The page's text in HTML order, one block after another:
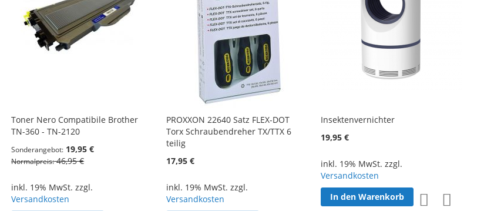
Toner Nero Compatibile Brother
TN-360 - TN-2120
Sonderangebot 19,95 €
Normalpreis 46,95 €
inkl. 19% MwSt. zzgl.
Versandkosten
PROXXON 22640 Satz FLEX-DOT
Torx Schraubendreher TX/TTX 6
teilig
17,95 €
inkl. 19% MwSt. zzgl.
Versandkosten
Insektenvernichter
19,95 €
inkl. 19% MwSt. zzgl.
Versandkosten
In den Warenkorb